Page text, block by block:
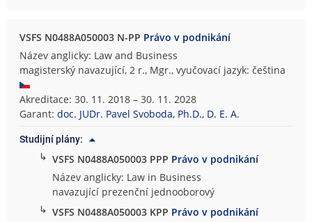
VSFS N0488A050003 N-PP Právo v podnikání
Název anglicky: Law and Business
magisterský navazující, 2 r., Mgr., vyučovací jazyk: čeština
Akreditace: 30. 11. 2018 – 30. 11. 2028
Garant:doc. JUDr. Pavel Svoboda, Ph.D., D. E. A.
Studijní plány:
↳ VSFS N0488A050003 PPP Právo v podnikání
Název anglicky: Law in Business
navazující prezenční jednooborový
↳ VSFS N0488A050003 KPP Právo v podnikání